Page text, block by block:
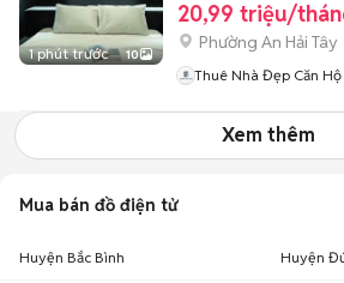
1 phút trước 10
20,99 triệu/
Phường An Hải Tây
Thuê Nhà Đẹp Căn Hộ Cao
Xem thêm
Mua bán đồ điện tử
Huyện Bắc Bình Huyện